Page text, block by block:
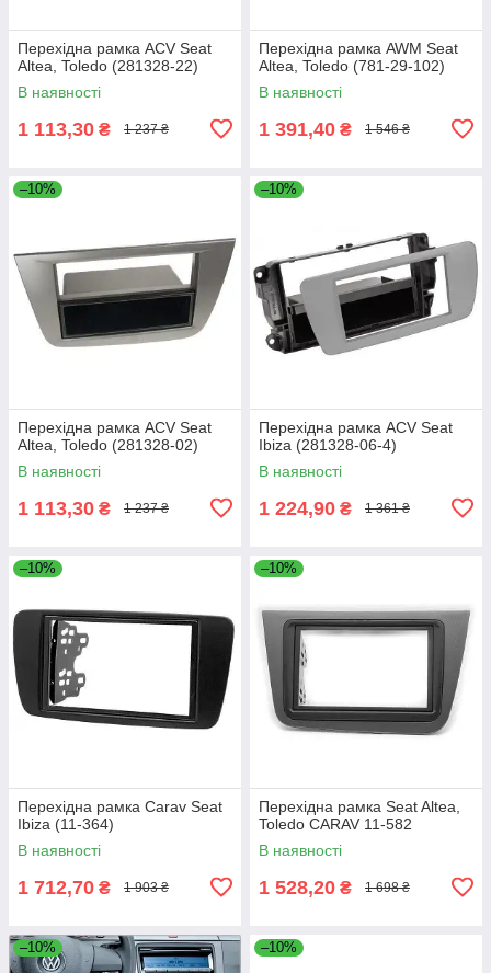
Перехідна рамка ACV Seat
Altea, Toledo (281328-22)
В наявності
1 113,30 ₴ 1 237 ₴
Перехідна рамка AWM Seat
Altea, Toledo (781-29-102)
В наявності
1 391,40 ₴ 1 546 ₴
–10%
Перехідна рамка ACV Seat
Altea, Toledo (281328-02)
В наявності
1 113,30 ₴ 1 237 ₴
–10%
Перехідна рамка ACV Seat
Ibiza (281328-06-4)
В наявності
1 224,90 ₴ 1 361 ₴
–10%
Перехідна рамка Carav Seat
Ibiza (11-364)
В наявності
1 712,70 ₴ 1 903 ₴
–10%
Перехідна рамка Seat Altea,
Toledo CARAV 11-582
В наявності
1 528,20 ₴ 1 698 ₴
–10% –10%